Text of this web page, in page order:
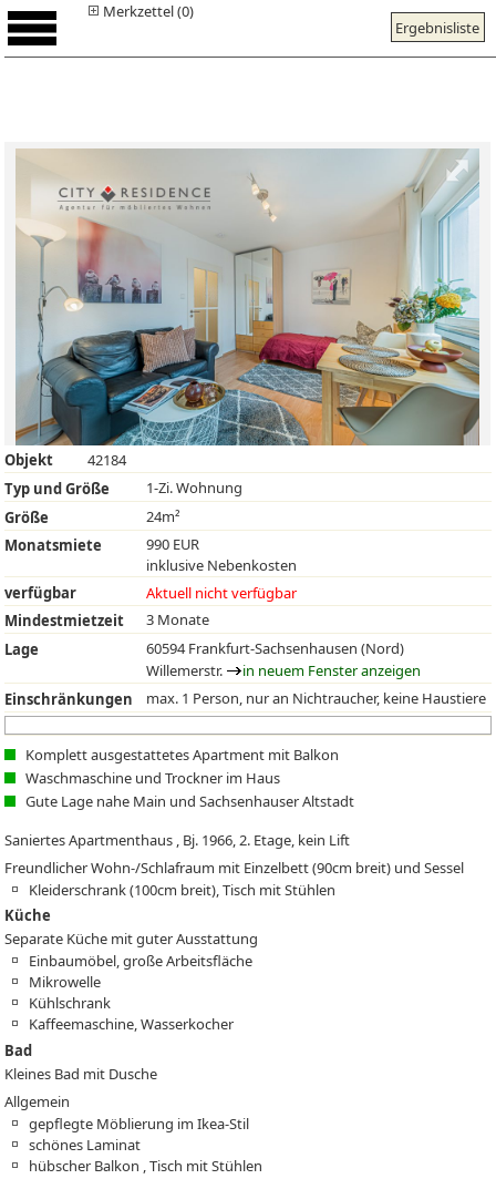
Ergebnisliste
Merkzettel (0)
Objekt
42184
Typ und Größe
1-Zi. Wohnung
Größe
24m²
Monatsmiete
990 EUR
inklusive Nebenkosten
verfügbar
Aktuell nicht verfügbar
Mindestmietzeit
3 Monate
Lage
60594 Frankfurt-Sachsenhausen (Nord)
Willemerstr.
in neuem Fenster anzeigen
Einschränkungen
max. 1 Person, nur an Nichtraucher, keine Haustiere
Komplett ausgestattetes Apartment mit Balkon
Waschmaschine und Trockner im Haus
Gute Lage nahe Main und Sachsenhauser Altstadt
Saniertes Apartmenthaus , Bj. 1966, 2. Etage, kein Lift
Freundlicher Wohn-/Schlafraum mit Einzelbett (90cm breit) und Sessel
Kleiderschrank (100cm breit), Tisch mit Stühlen
Küche
Separate Küche mit guter Ausstattung
Einbaumöbel, große Arbeitsfläche
Mikrowelle
Kühlschrank
Kaffeemaschine, Wasserkocher
Bad
Kleines Bad mit Dusche
Allgemein
gepflegte Möblierung im Ikea-Stil
schönes Laminat
hübscher Balkon , Tisch mit Stühlen